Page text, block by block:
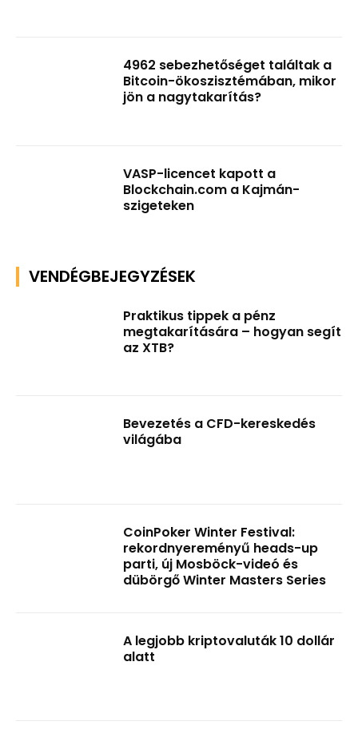
4962 sebezhetőséget találtak a
Bitcoin-ökoszisztémában, mikor
jön a nagytakarítás?
VASP-licencet kapott a
Blockchain.com a Kajmán-
szigeteken
VENDÉGBEJEGYZÉSEK
Praktikus tippek a pénz
megtakarítására – hogyan segít
az XTB?
Bevezetés a CFD-kereskedés
világába
CoinPoker Winter Festival:
rekordnyereményű heads-up
parti, új Mosböck-videó és
dübörgő Winter Masters Series
A legjobb kriptovaluták 10 dollár
alatt